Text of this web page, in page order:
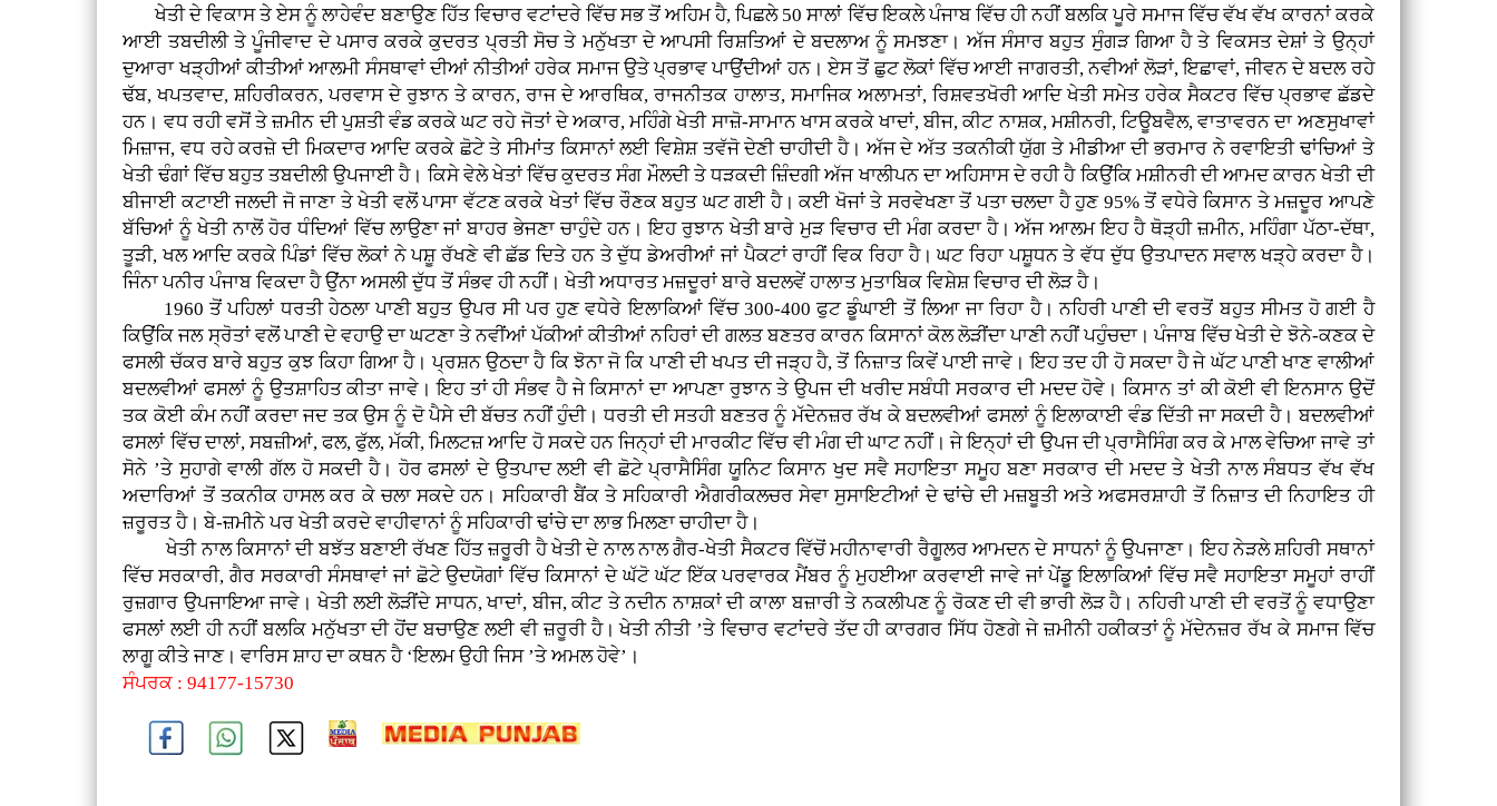
ਖੇਤੀ ਦੇ ਵਿਕਾਸ ਤੇ ਏਸ ਨੂੰ ਲਾਹੇਵੰਦ ਬਣਾਉਣ ਹਿੱਤ ਵਿਚਾਰ ਵਟਾਂਦਰੇ ਵਿੱਚ ਸਭ ਤੋਂ ਅਹਿਮ ਹੈ, ਪਿਛਲੇ 50 ਸਾਲਾਂ ਵਿੱਚ ਇਕਲੇ ਪੰਜਾਬ ਵਿੱਚ ਹੀ ਨਹੀਂ ਬਲਕਿ ਪੂਰੇ ਸਮਾਜ ਵਿੱਚ ਵੱਖ ਵੱਖ ਕਾਰਨਾਂ ਕਰਕੇ
ਆਈ ਤਬਦੀਲੀ ਤੇ ਪੂੰਜੀਵਾਦ ਦੇ ਪਸਾਰ ਕਰਕੇ ਕੁਦਰਤ ਪ੍ਰਤੀ ਸੋਚ ਤੇ ਮਨੁੱਖਤਾ ਦੇ ਆਪਸੀ ਰਿਸ਼ਤਿਆਂ ਦੇ ਬਦਲਾਅ ਨੂੰ ਸਮਝਣਾ। ਅੱਜ ਸੰਸਾਰ ਬਹੁਤ ਸੁੰਗੜ ਗਿਆ ਹੈ ਤੇ ਵਿਕਸਤ ਦੇਸ਼ਾਂ ਤੇ ਉਨ੍ਹਾਂ
ਦੁਆਰਾ ਖੜ੍ਹੀਆਂ ਕੀਤੀਆਂ ਆਲਮੀ ਸੰਸਥਾਵਾਂ ਦੀਆਂ ਨੀਤੀਆਂ ਹਰੇਕ ਸਮਾਜ ਉਤੇ ਪ੍ਰਭਾਵ ਪਾਉਂਦੀਆਂ ਹਨ। ਏਸ ਤੋਂ ਛੁਟ ਲੋਕਾਂ ਵਿੱਚ ਆਈ ਜਾਗਰਤੀ, ਨਵੀਆਂ ਲੋੜਾਂ, ਇਛਾਵਾਂ, ਜੀਵਨ ਦੇ ਬਦਲ ਰਹੇ
ਢੱਬ, ਖਪਤਵਾਦ, ਸ਼ਹਿਰੀਕਰਨ, ਪਰਵਾਸ ਦੇ ਰੁਝਾਨ ਤੇ ਕਾਰਨ, ਰਾਜ ਦੇ ਆਰਥਿਕ, ਰਾਜਨੀਤਕ ਹਾਲਾਤ, ਸਮਾਜਿਕ ਅਲਾਮਤਾਂ, ਰਿਸ਼ਵਤਖੋਰੀ ਆਦਿ ਖੇਤੀ ਸਮੇਤ ਹਰੇਕ ਸੈਕਟਰ ਵਿੱਚ ਪ੍ਰਭਾਵ ਛੱਡਦੇ
ਹਨ। ਵਧ ਰਹੀ ਵਸੋਂ ਤੇ ਜ਼ਮੀਨ ਦੀ ਪੁਸ਼ਤੀ ਵੰਡ ਕਰਕੇ ਘਟ ਰਹੇ ਜੋਤਾਂ ਦੇ ਅਕਾਰ, ਮਹਿੰਗੇ ਖੇਤੀ ਸਾਜ਼ੋ-ਸਾਮਾਨ ਖਾਸ ਕਰਕੇ ਖਾਦਾਂ, ਬੀਜ, ਕੀਟ ਨਾਸ਼ਕ, ਮਸ਼ੀਨਰੀ, ਟਿਊਬਵੈਲ, ਵਾਤਾਵਰਨ ਦਾ ਅਣਸੁਖਾਵਾਂ
ਮਿਜ਼ਾਜ, ਵਧ ਰਹੇ ਕਰਜ਼ੇ ਦੀ ਮਿਕਦਾਰ ਆਦਿ ਕਰਕੇ ਛੋਟੇ ਤੇ ਸੀਮਾਂਤ ਕਿਸਾਨਾਂ ਲਈ ਵਿਸ਼ੇਸ਼ ਤਵੱਜੋ ਦੇਣੀ ਚਾਹੀਦੀ ਹੈ। ਅੱਜ ਦੇ ਅੱਤ ਤਕਨੀਕੀ ਯੁੱਗ ਤੇ ਮੀਡੀਆ ਦੀ ਭਰਮਾਰ ਨੇ ਰਵਾਇਤੀ ਢਾਂਚਿਆਂ ਤੇ
ਖੇਤੀ ਢੰਗਾਂ ਵਿੱਚ ਬਹੁਤ ਤਬਦੀਲੀ ਉਪਜਾਈ ਹੈ। ਕਿਸੇ ਵੇਲੇ ਖੇਤਾਂ ਵਿੱਚ ਕੁਦਰਤ ਸੰਗ ਮੌਲਦੀ ਤੇ ਧੜਕਦੀ ਜ਼ਿੰਦਗੀ ਅੱਜ ਖਾਲੀਪਨ ਦਾ ਅਹਿਸਾਸ ਦੇ ਰਹੀ ਹੈ ਕਿਉਂਕਿ ਮਸ਼ੀਨਰੀ ਦੀ ਆਮਦ ਕਾਰਨ ਖੇਤੀ ਦੀ
ਬੀਜਾਈ ਕਟਾਈ ਜਲਦੀ ਜੋ ਜਾਣਾ ਤੇ ਖੇਤੀ ਵਲੋਂ ਪਾਸਾ ਵੱਟਣ ਕਰਕੇ ਖੇਤਾਂ ਵਿੱਚ ਰੌਣਕ ਬਹੁਤ ਘਟ ਗਈ ਹੈ। ਕਈ ਖੋਜਾਂ ਤੇ ਸਰਵੇਖਣਾ ਤੋਂ ਪਤਾ ਚਲਦਾ ਹੈ ਹੁਣ 95% ਤੋਂ ਵਧੇਰੇ ਕਿਸਾਨ ਤੇ ਮਜ਼ਦੂਰ ਆਪਣੇ
ਬੱਚਿਆਂ ਨੂੰ ਖੇਤੀ ਨਾਲੋਂ ਹੋਰ ਧੰਦਿਆਂ ਵਿੱਚ ਲਾਉਣਾ ਜਾਂ ਬਾਹਰ ਭੇਜਣਾ ਚਾਹੁੰਦੇ ਹਨ। ਇਹ ਰੁਝਾਨ ਖੇਤੀ ਬਾਰੇ ਮੁੜ ਵਿਚਾਰ ਦੀ ਮੰਗ ਕਰਦਾ ਹੈ। ਅੱਜ ਆਲਮ ਇਹ ਹੈ ਥੋੜ੍ਹੀ ਜ਼ਮੀਨ, ਮਹਿੰਗਾ ਪੱਠਾ-ਦੱਥਾ,
ਤੂੜੀ, ਖਲ ਆਦਿ ਕਰਕੇ ਪਿੰਡਾਂ ਵਿੱਚ ਲੋਕਾਂ ਨੇ ਪਸ਼ੂ ਰੱਖਣੇ ਵੀ ਛੱਡ ਦਿਤੇ ਹਨ ਤੇ ਦੁੱਧ ਡੇਅਰੀਆਂ ਜਾਂ ਪੈਕਟਾਂ ਰਾਹੀਂ ਵਿਕ ਰਿਹਾ ਹੈ। ਘਟ ਰਿਹਾ ਪਸ਼ੂਧਨ ਤੇ ਵੱਧ ਦੁੱਧ ਉਤਪਾਦਨ ਸਵਾਲ ਖੜ੍ਹੇ ਕਰਦਾ ਹੈ।
ਜਿੰਨਾ ਪਨੀਰ ਪੰਜਾਬ ਵਿਕਦਾ ਹੈ ਉਂਨਾ ਅਸਲੀ ਦੁੱਧ ਤੋਂ ਸੰਭਵ ਹੀ ਨਹੀਂ। ਖੇਤੀ ਅਧਾਰਤ ਮਜ਼ਦੂਰਾਂ ਬਾਰੇ ਬਦਲਵੇਂ ਹਾਲਾਤ ਮੁਤਾਬਿਕ ਵਿਸ਼ੇਸ਼ ਵਿਚਾਰ ਦੀ ਲੋੜ ਹੈ।
1960 ਤੋਂ ਪਹਿਲਾਂ ਧਰਤੀ ਹੇਠਲਾ ਪਾਣੀ ਬਹੁਤ ਉਪਰ ਸੀ ਪਰ ਹੁਣ ਵਧੇਰੇ ਇਲਾਕਿਆਂ ਵਿੱਚ 300-400 ਫੁਟ ਡੂੰਘਾਈ ਤੋਂ ਲਿਆ ਜਾ ਰਿਹਾ ਹੈ। ਨਹਿਰੀ ਪਾਣੀ ਦੀ ਵਰਤੋਂ ਬਹੁਤ ਸੀਮਤ ਹੋ ਗਈ ਹੈ
ਕਿਉਂਕਿ ਜਲ ਸ੍ਰੋਤਾਂ ਵਲੋਂ ਪਾਣੀ ਦੇ ਵਹਾਉ ਦਾ ਘਟਣਾ ਤੇ ਨਵੀਂਆਂ ਪੱਕੀਆਂ ਕੀਤੀਆਂ ਨਹਿਰਾਂ ਦੀ ਗਲਤ ਬਣਤਰ ਕਾਰਨ ਕਿਸਾਨਾਂ ਕੋਲ ਲੋੜੀਂਦਾ ਪਾਣੀ ਨਹੀਂ ਪਹੁੰਚਦਾ। ਪੰਜਾਬ ਵਿੱਚ ਖੇਤੀ ਦੇ ਝੋਨੇ-ਕਣਕ ਦੇ
ਫਸਲੀ ਚੱਕਰ ਬਾਰੇ ਬਹੁਤ ਕੁਝ ਕਿਹਾ ਗਿਆ ਹੈ। ਪ੍ਰਸ਼ਨ ਉਠਦਾ ਹੈ ਕਿ ਝੋਨਾ ਜੋ ਕਿ ਪਾਣੀ ਦੀ ਖਪਤ ਦੀ ਜੜ੍ਹ ਹੈ, ਤੋਂ ਨਿਜ਼ਾਤ ਕਿਵੇਂ ਪਾਈ ਜਾਵੇ। ਇਹ ਤਦ ਹੀ ਹੋ ਸਕਦਾ ਹੈ ਜੇ ਘੱਟ ਪਾਣੀ ਖਾਣ ਵਾਲੀਆਂ
ਬਦਲਵੀਆਂ ਫਸਲਾਂ ਨੂੰ ਉਤਸ਼ਾਹਿਤ ਕੀਤਾ ਜਾਵੇ। ਇਹ ਤਾਂ ਹੀ ਸੰਭਵ ਹੈ ਜੇ ਕਿਸਾਨਾਂ ਦਾ ਆਪਣਾ ਰੁਝਾਨ ਤੇ ਉਪਜ ਦੀ ਖਰੀਦ ਸਬੰਧੀ ਸਰਕਾਰ ਦੀ ਮਦਦ ਹੋਵੇ। ਕਿਸਾਨ ਤਾਂ ਕੀ ਕੋਈ ਵੀ ਇਨਸਾਨ ਉਦੋਂ
ਤਕ ਕੋਈ ਕੰਮ ਨਹੀਂ ਕਰਦਾ ਜਦ ਤਕ ਉਸ ਨੂੰ ਦੋ ਪੈਸੇ ਦੀ ਬੱਚਤ ਨਹੀਂ ਹੁੰਦੀ। ਧਰਤੀ ਦੀ ਸਤਹੀ ਬਣਤਰ ਨੂੰ ਮੱਦੇਨਜ਼ਰ ਰੱਖ ਕੇ ਬਦਲਵੀਆਂ ਫਸਲਾਂ ਨੂੰ ਇਲਾਕਾਈ ਵੰਡ ਦਿੱਤੀ ਜਾ ਸਕਦੀ ਹੈ। ਬਦਲਵੀਆਂ
ਫਸਲਾਂ ਵਿੱਚ ਦਾਲਾਂ, ਸਬਜ਼ੀਆਂ, ਫਲ, ਫੁੱਲ, ਮੱਕੀ, ਮਿਲਟਜ਼ ਆਦਿ ਹੋ ਸਕਦੇ ਹਨ ਜਿਨ੍ਹਾਂ ਦੀ ਮਾਰਕੀਟ ਵਿੱਚ ਵੀ ਮੰਗ ਦੀ ਘਾਟ ਨਹੀਂ। ਜੇ ਇਨ੍ਹਾਂ ਦੀ ਉਪਜ ਦੀ ਪ੍ਰਾਸੈਸਿੰਗ ਕਰ ਕੇ ਮਾਲ ਵੇਚਿਆ ਜਾਵੇ ਤਾਂ
ਸੋਨੇ ’ਤੇ ਸੁਹਾਗੇ ਵਾਲੀ ਗੱਲ ਹੋ ਸਕਦੀ ਹੈ। ਹੋਰ ਫਸਲਾਂ ਦੇ ਉਤਪਾਦ ਲਈ ਵੀ ਛੋਟੇ ਪ੍ਰਾਸੈਸਿੰਗ ਯੂਨਿਟ ਕਿਸਾਨ ਖੁਦ ਸਵੈ ਸਹਾਇਤਾ ਸਮੂਹ ਬਣਾ ਸਰਕਾਰ ਦੀ ਮਦਦ ਤੇ ਖੇਤੀ ਨਾਲ ਸੰਬਧਤ ਵੱਖ ਵੱਖ
ਅਦਾਰਿਆਂ ਤੋਂ ਤਕਨੀਕ ਹਾਸਲ ਕਰ ਕੇ ਚਲਾ ਸਕਦੇ ਹਨ। ਸਹਿਕਾਰੀ ਬੈਂਕ ਤੇ ਸਹਿਕਾਰੀ ਐਗਰੀਕਲਚਰ ਸੇਵਾ ਸੁਸਾਇਟੀਆਂ ਦੇ ਢਾਂਚੇ ਦੀ ਮਜ਼ਬੂਤੀ ਅਤੇ ਅਫਸਰਸ਼ਾਹੀ ਤੋਂ ਨਿਜ਼ਾਤ ਦੀ ਨਿਹਾਇਤ ਹੀ
ਜ਼ਰੂਰਤ ਹੈ। ਬੇ-ਜ਼ਮੀਨੇ ਪਰ ਖੇਤੀ ਕਰਦੇ ਵਾਹੀਵਾਨਾਂ ਨੂੰ ਸਹਿਕਾਰੀ ਢਾਂਚੇ ਦਾ ਲਾਭ ਮਿਲਣਾ ਚਾਹੀਦਾ ਹੈ।
ਖੇਤੀ ਨਾਲ ਕਿਸਾਨਾਂ ਦੀ ਬਝੱਤ ਬਣਾਈ ਰੱਖਣ ਹਿੱਤ ਜ਼ਰੂਰੀ ਹੈ ਖੇਤੀ ਦੇ ਨਾਲ ਨਾਲ ਗੈਰ-ਖੇਤੀ ਸੈਕਟਰ ਵਿੱਚੋਂ ਮਹੀਨਾਵਾਰੀ ਰੈਗੂਲਰ ਆਮਦਨ ਦੇ ਸਾਧਨਾਂ ਨੂੰ ਉਪਜਾਣਾ। ਇਹ ਨੇੜਲੇ ਸ਼ਹਿਰੀ ਸਥਾਨਾਂ
ਵਿੱਚ ਸਰਕਾਰੀ, ਗੈਰ ਸਰਕਾਰੀ ਸੰਸਥਾਵਾਂ ਜਾਂ ਛੋਟੇ ਉਦਯੋਗਾਂ ਵਿੱਚ ਕਿਸਾਨਾਂ ਦੇ ਘੱਟੋ ਘੱਟ ਇੱਕ ਪਰਵਾਰਕ ਮੈਂਬਰ ਨੂੰ ਮੁਹਈਆ ਕਰਵਾਈ ਜਾਵੇ ਜਾਂ ਪੇਂਡੂ ਇਲਾਕਿਆਂ ਵਿੱਚ ਸਵੈ ਸਹਾਇਤਾ ਸਮੂਹਾਂ ਰਾਹੀਂ
ਰੁਜ਼ਗਾਰ ਉਪਜਾਇਆ ਜਾਵੇ। ਖੇਤੀ ਲਈ ਲੋੜੀਂਦੇ ਸਾਧਨ, ਖਾਦਾਂ, ਬੀਜ, ਕੀਟ ਤੇ ਨਦੀਨ ਨਾਸ਼ਕਾਂ ਦੀ ਕਾਲਾ ਬਜ਼ਾਰੀ ਤੇ ਨਕਲੀਪਣ ਨੂੰ ਰੋਕਣ ਦੀ ਵੀ ਭਾਰੀ ਲੋੜ ਹੈ। ਨਹਿਰੀ ਪਾਣੀ ਦੀ ਵਰਤੋਂ ਨੂੰ ਵਧਾਉਣਾ
ਫਸਲਾਂ ਲਈ ਹੀ ਨਹੀਂ ਬਲਕਿ ਮਨੁੱਖਤਾ ਦੀ ਹੋਂਦ ਬਚਾਉਣ ਲਈ ਵੀ ਜ਼ਰੂਰੀ ਹੈ। ਖੇਤੀ ਨੀਤੀ ’ਤੇ ਵਿਚਾਰ ਵਟਾਂਦਰੇ ਤੱਦ ਹੀ ਕਾਰਗਰ ਸਿੱਧ ਹੋਣਗੇ ਜੇ ਜ਼ਮੀਨੀ ਹਕੀਕਤਾਂ ਨੂੰ ਮੱਦੇਨਜ਼ਰ ਰੱਖ ਕੇ ਸਮਾਜ ਵਿੱਚ
ਲਾਗੂ ਕੀਤੇ ਜਾਣ। ਵਾਰਿਸ ਸ਼ਾਹ ਦਾ ਕਥਨ ਹੈ ‘ਇਲਮ ਉਹੀ ਜਿਸ ’ਤੇ ਅਮਲ ਹੋਵੇ’।
ਸੰਪਰਕ : 94177-15730